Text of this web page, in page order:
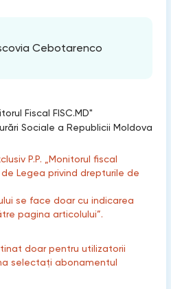
Cebotarenco
Fiscal FISC.MD"
Sociale a Republicii Moldova
P.P. „Monitorul fiscal
Legea privind drepturile de
se face doar cu indicarea
pagina articolului”.
doar pentru utilizatorii
selectați abonamentul